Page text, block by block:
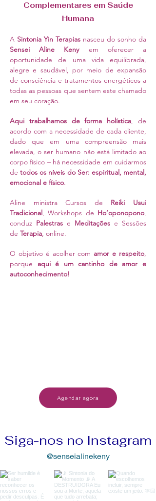
Complementares em Saúde
Humana
A Sintonia Yin Terapias nasceu do sonho da
Sensei Aline Kenyem oferecer a
oportunidade de uma vida equilibrada,
alegre e saudável, por meio de expansão
de consciência e tratamentos energéticos a
todas as pessoas que sentem este chamado
em seu coração.
Aqui trabalhamos de forma holística, de
acordo com a necessidade de cada cliente,
dado que em uma compreensão mais
elevada, o ser humano não está limitado ao
corpo físico – há necessidade em cuidarmos
detodos os níveis do Ser: espiritual, mental,
emocional e físico.
Aline ministraCursos de Reiki Usui
Tradicional , Workshops de Ho’oponopono,
conduz Palestras e Meditações e Sessões
de Terapia, online.
O objetivo é acolher comamor e respeito,
porque aqui é um cantinho de amor e
autoconhecimento!
Agendar agora
Siga-nos no Instagram
@senseialinekeny